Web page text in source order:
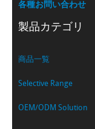
各種お問い合わせ
製品カテゴリ
商品一覧
Selective Range
OEM/ODM Solution